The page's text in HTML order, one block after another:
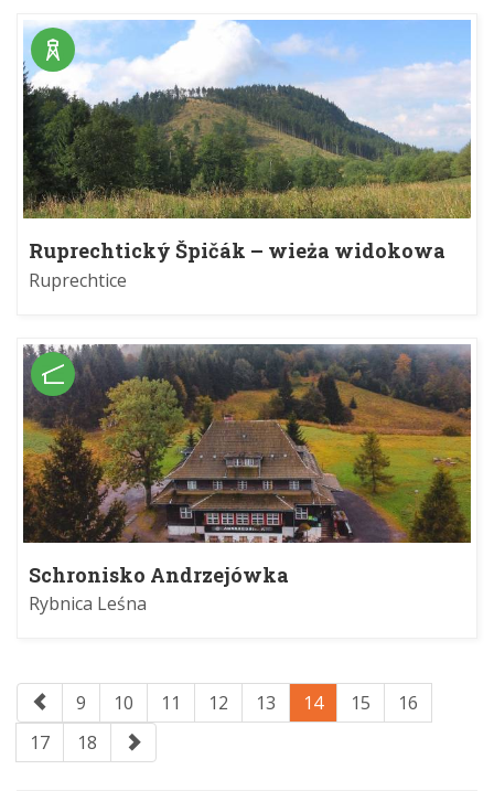
Ruprechtický Špičák – wieża widokowa
Ruprechtice
Schronisko Andrzejówka
Rybnica Leśna
9 10 11 12 13 14 15
16
17
18